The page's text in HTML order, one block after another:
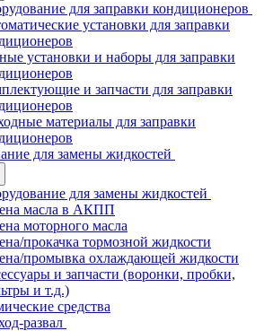
для заправки кондиционеров
установки для заправки
установки и наборы для заправки
и запчасти для заправки
материалы для заправки
для замены жидкостей
для замены жидкостей
масла в АКПП
моторного масла
прокачка тормозной жидкости
промывка охлаждающей жидкости
и запчасти (воронки, пробки,
и т.д.)
средства
развал